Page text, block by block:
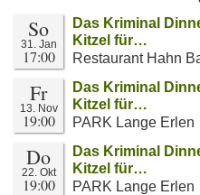
So
31. Jan
17:00
Das Kriminal
Kitzel für…
Restaurant Hahn
Fr
13. Nov
19:00
Das Kriminal
Kitzel für…
PARK Lange Erlen
Do
22. Okt
19:00
Das Kriminal
Kitzel für…
PARK Lange Erlen